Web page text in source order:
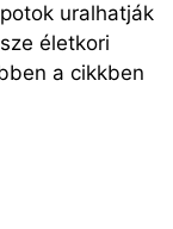
uralhatják
életkori
a cikkben